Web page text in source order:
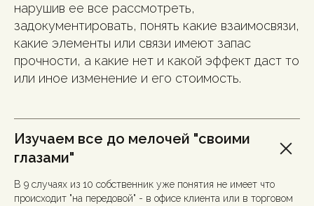
нарушив ее все рассмотреть,
задокументировать, понять какие взаимосвязи,
какие элементы или связи имеют запас
прочности, а какие нет и какой эффект даст то
или иное изменение и его стоимость.
Изучаем все до мелочей "своими
глазами"
В 9 случаях из 10 собственник уже понятия не имеет что
происходит "на передовой" - в офисе клиента или в торговом